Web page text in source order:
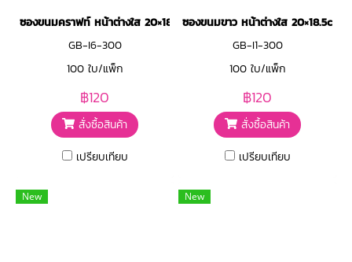
ซองขนมคราฟท์ หน้าต่างใส 20×18.5cm
GB-I6-300
100 ใบ/แพ็ก
฿120
สั่งซื้อสินค้า
เปรียบเทียบ
ซองขนมขาว หน้าต่างใส 20×18.5cm
GB-I1-300
100 ใบ/แพ็ก
฿120
สั่งซื้อสินค้า
เปรียบเทียบ
New New